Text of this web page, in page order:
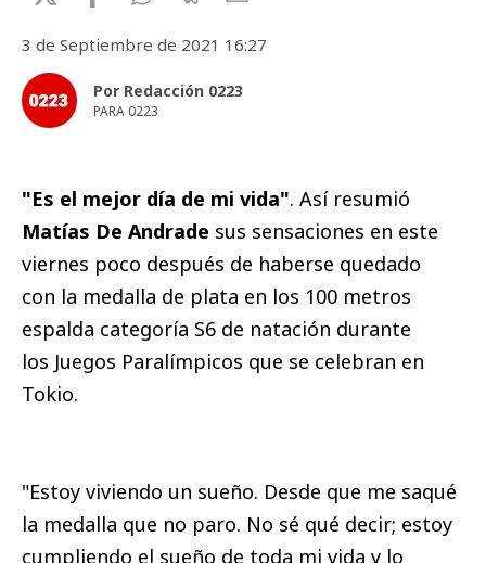
3 de Septiembre de 2021 16:27
Por Redacción 0223
PARA 0223
"Es el mejor día de mi vida". Así resumió
Matías De Andrade sus sensaciones en este
viernes poco después de haberse quedado
con la medalla de plata en los 100 metros
espalda categoría S6 de natación durante
los Juegos Paralímpicos que se celebran en
Tokio.
"Estoy viviendo un sueño. Desde que me saqué
la medalla que no paro. No sé qué decir; estoy
cumpliendo el sueño de toda mi vida y lo